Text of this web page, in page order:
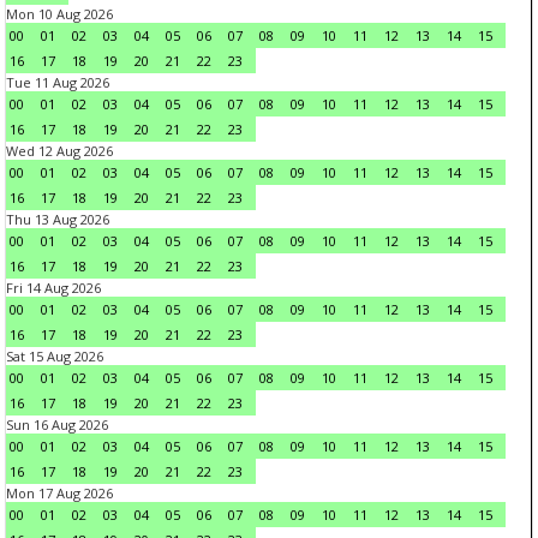
Mon 10 Aug 2026
00
01 02 03 04 05 06 07 08 09 10 11 12 13 14
15
16
17 18 19 20 21 22
23
Tue 11 Aug 2026
00
01 02 03 04 05 06 07 08 09 10 11 12 13 14
15
16
17 18 19 20 21 22
23
Wed 12 Aug 2026
00
01 02 03 04 05 06 07 08 09 10 11 12 13 14
15
16
17 18 19 20 21 22
23
Thu 13 Aug 2026
00
01 02 03 04 05 06 07 08 09 10 11 12 13 14
15
16
17 18 19 20 21 22
23
Fri 14 Aug 2026
00
01 02 03 04 05 06 07 08 09 10 11 12 13 14
15
16
17 18 19 20 21 22
23
Sat 15 Aug 2026
00
01 02 03 04 05 06 07 08 09 10 11 12 13 14
15
16
17 18 19 20 21 22
23
Sun 16 Aug 2026
00
01 02 03 04 05 06 07 08 09 10 11 12 13 14
15
16
17 18 19 20 21 22
23
Mon 17 Aug 2026
00
01 02 03 04 05 06 07 08 09 10 11 12 13 14
15